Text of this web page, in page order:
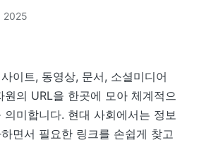
2025
이트, 동영상, 문서, 소셜미디어
원의 URL을 한곳에 모아 체계적으
의미합니다. 현대 사회에서는 정보
면서 필요한 링크를 손쉽게 찾고